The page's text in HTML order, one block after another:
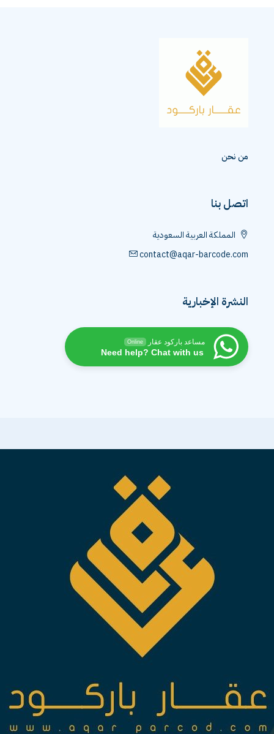
من نحن
اتصل بنا
المملكة العربية السعودية
contact@aqar-barcode.com
النشرة الإخبارية
مساعد باركود عقار Online
Need help? Chat with us